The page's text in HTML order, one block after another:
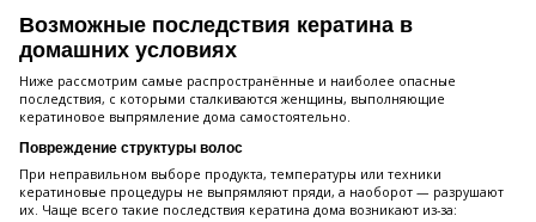
Возможные последствия кератина в
домашних условиях
Ниже рассмотрим самые распространённые и наиболее опасные
последствия, с которыми сталкиваются женщины, выполняющие
кератиновое выпрямление дома самостоятельно.
Повреждение структуры волос
При неправильном выборе продукта, температуры или техники
кератиновые процедуры не выпрямляют пряди, а наоборот — разрушают
их. Чаще всего такие последствия кератина дома возникают из-за: